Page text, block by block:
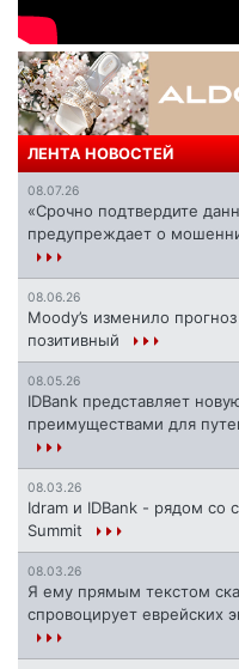
ЛЕНТА НОВОСТЕЙ
08.07.26
«Срочно подтвердите
предупреждает о
08.06.26
Moody’s изменило
позитивный
08.05.26
IDBank представляет
преимуществами для
08.03.26
Idram и IDBank - рядом со
Summit
08.03.26
Я ему прямым текстом
спровоцирует еврейских